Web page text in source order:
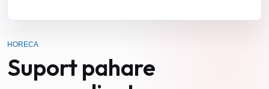
HORECA
Suport pahare